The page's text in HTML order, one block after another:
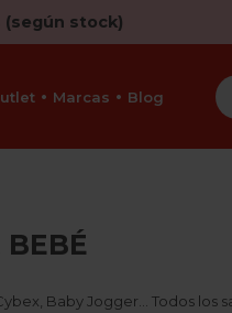
(según stock)
Marcas Blog
BEBÉ
, Baby Jogger... Todos